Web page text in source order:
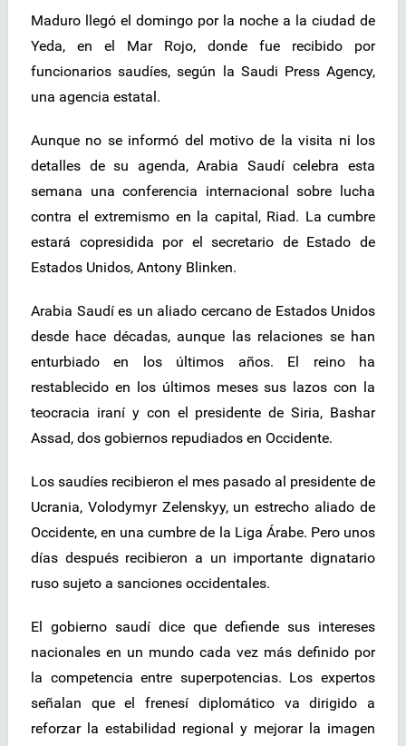
Maduro llegó el domingo por la noche a la ciudad de
Yeda, en el Mar Rojo, donde fue recibido por
funcionarios saudíes, según la Saudi Press Agency,
una agencia estatal.
Aunque no se informó del motivo de la visita ni los
detalles de su agenda, Arabia Saudí celebra esta
semana una conferencia internacional sobre lucha
contra el extremismo en la capital, Riad. La cumbre
estará copresidida por el secretario de Estado de
Estados Unidos, Antony Blinken.
Arabia Saudí es un aliado cercano de Estados Unidos
desde hace décadas, aunque las relaciones se han
enturbiado en los últimos años. El reino ha
restablecido en los últimos meses sus lazos con la
teocracia iraní y con el presidente de Siria, Bashar
Assad, dos gobiernos repudiados en Occidente.
Los saudíes recibieron el mes pasado al presidente de
Ucrania, Volodymyr Zelenskyy, un estrecho aliado de
Occidente, en una cumbre de la Liga Árabe. Pero unos
días después recibieron a un importante dignatario
ruso sujeto a sanciones occidentales.
El gobierno saudí dice que defiende sus intereses
nacionales en un mundo cada vez más definido por
la competencia entre superpotencias. Los expertos
señalan que el frenesí diplomático va dirigido a
reforzar la estabilidad regional y mejorar la imagen